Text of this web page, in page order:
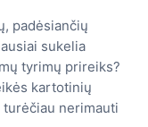
padėsiančių
sukelia
tyrimų prireiks?
kartotinių
nerimauti